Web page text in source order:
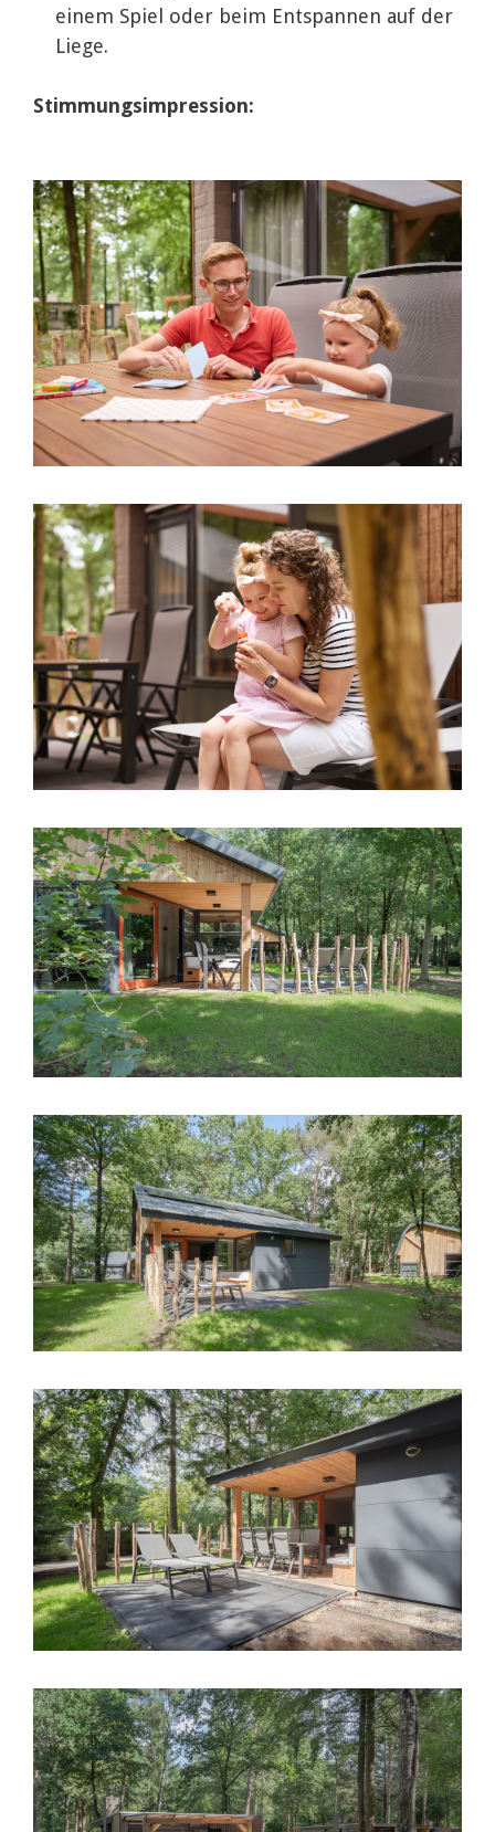
einem Spiel oder beim Entspannen auf der
Liege.
Stimmungsimpression: